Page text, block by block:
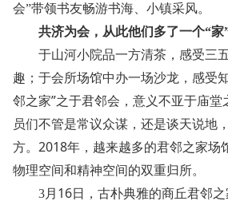
会”带领书友畅游书海、小镇采风。
共济为会，从此他们多了一个“家
于山河小院品一方清茶，感受三
趣；于会所场馆中办一场沙龙，感受
邻之家”之于君邻会，意义不亚于庙堂
员们不管是常议众谋，还是谈天说地
方。 2018年，越来越多的君邻之家场
物理空间和精神空间的双重归所。
3月 16日，古朴典雅的商丘君邻